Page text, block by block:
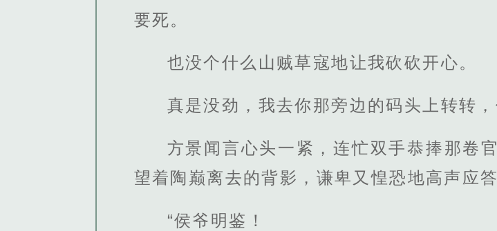
要死。
也没个什么山贼草寇地让我砍砍开心。
真是没劲，我去你那旁边的码头上转转
方景闻言心头一紧，连忙双手恭捧那卷
望着陶巅离去的背影，谦卑又惶恐地高声应答
“侯爷明鉴！